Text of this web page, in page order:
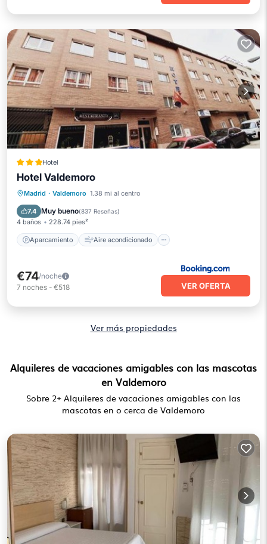
Hotel
Hotel Valdemoro
Madrid · Valdemoro 1.38 mi al centro
7.4 Muy bueno(837 Reseñas)
4 baños 228.74 pies²
Aparcamiento Aire acondicionado
Aparcamiento
Aire acondicionado
Internet
Apto para niños
€74/noche
7 noches - €518 VER OFERTA
Ver más propiedades
Alquileres de vacaciones amigables con las mascotas
en Valdemoro
Sobre 2+ Alquileres de vacaciones amigables con las
mascotas en o cerca de Valdemoro